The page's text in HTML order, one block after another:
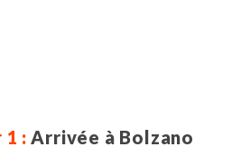
Arrivée à Bolzano